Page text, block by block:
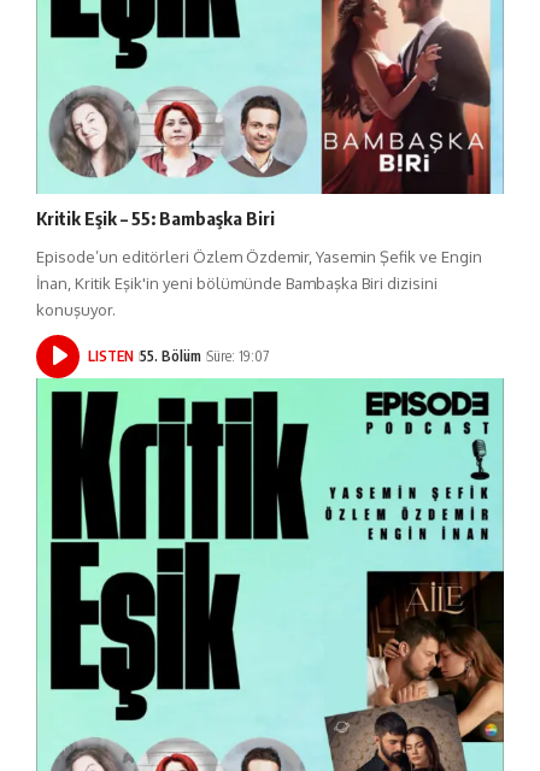
Kritik Eşik – 55: Bambaşka Biri
Episode’un editörleri Özlem Özdemir, Yasemin Şefik ve Engin
İnan, Kritik Eşik'in yeni bölümünde Bambaşka Biri dizisini
konuşuyor.
LISTEN 55. Bölüm Süre: 19:07